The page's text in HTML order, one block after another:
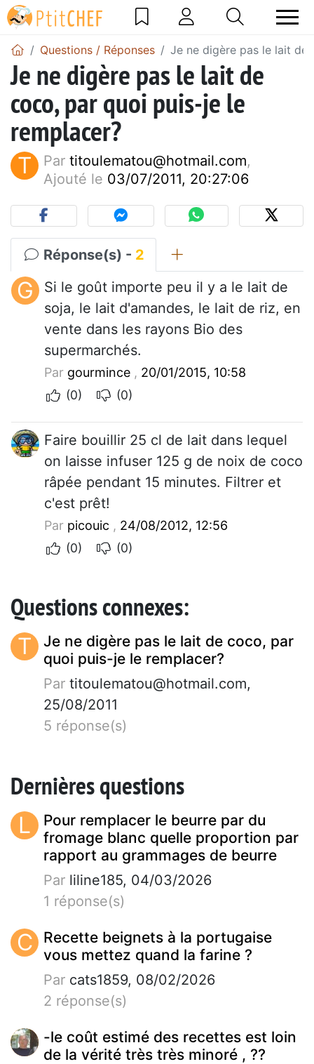
Questions / Réponses Je ne digère pas le lait de
Je ne digère pas le lait de
coco, par quoi puis-je le
remplacer?
T Par titoulematou@hotmail.com,
Ajouté le 03/07/2011, 20:27:06
Réponse(s) - 2
G
Si le goût importe peu il y a le lait de
soja, le lait d'amandes, le lait de riz, en
vente dans les rayons Bio des
supermarchés.
Par gourmince , 20/01/2015, 10:58
(0)
(0)
Faire bouillir 25 cl de lait dans lequel
on laisse infuser 125 g de noix de coco
râpée pendant 15 minutes. Filtrer et
c'est prêt!
Par picouic , 24/08/2012, 12:56
(0)
(0)
Questions connexes:
T
Je ne digère pas le lait de coco, par
quoi puis-je le remplacer?
Par titoulematou@hotmail.com,
25/08/2011
5 réponse(s)
Dernières questions
L
Pour remplacer le beurre par du
fromage blanc quelle proportion par
rapport au grammages de beurre
Par liline185, 04/03/2026
1 réponse(s)
C
Recette beignets à la portugaise
vous mettez quand la farine ?
Par cats1859, 08/02/2026
2 réponse(s)
-le coût estimé des recettes est loin
de la vérité très très minoré , ??